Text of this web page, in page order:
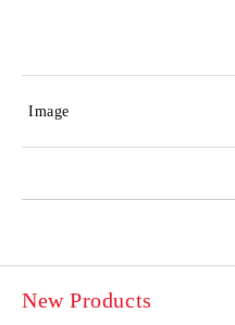
Image
New Products